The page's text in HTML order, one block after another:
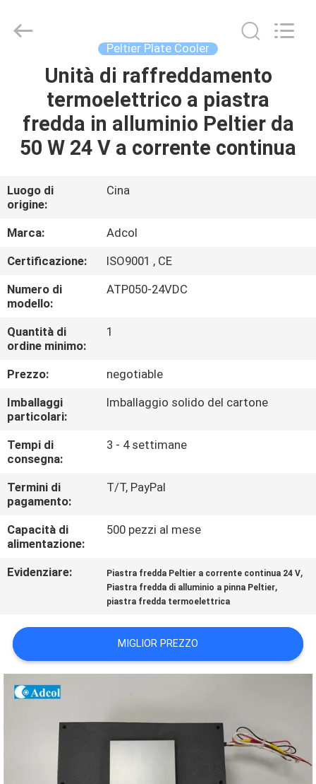
CASA
PRODOTTI
CIRCA
NOI
GIRO
DELLA
FABBRICA
CONTROLLO
DI
QUALITÀ
CONTATTO
STATI
UNITI
MAPPA
DEL
SITO
PRIVACY
POLICY
Electronics
(Guangzhou)
Peltier Plate Cooler
Unità di raffreddamento
termoelettrico a piastra
fredda in alluminio Peltier da
50 W 24 V a corrente continua
Luogo di
origine:
Cina
Marca:
Adcol
Certificazione:
ISO9001 , CE
Numero di
modello:
ATP050-24VDC
Quantità di
ordine minimo:
1
Prezzo:
negotiable
Imballaggi
particolari:
Imballaggio solido del cartone
Tempi di
consegna:
3 - 4 settimane
Termini di
pagamento:
T/T, PayPal
Capacità di
alimentazione:
500 pezzi al mese
Evidenziare: Piastra fredda Peltier a corrente continua 24 V,
Piastra fredda di alluminio a pinna Peltier,
piastra fredda termoelettrica
MIGLIOR PREZZO